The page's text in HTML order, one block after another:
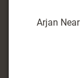
Arjan